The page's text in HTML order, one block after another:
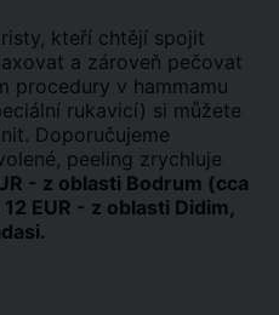
kteří chtějí spojit
a zároveň pečovat
procedury v hammamu
rukavicí) si můžete
Doporučujeme
peeling zrychluje
- z oblasti Bodrum (cca
EUR - z oblasti Didim,